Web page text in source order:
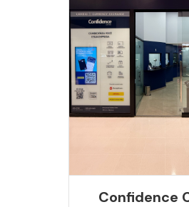
Confidence